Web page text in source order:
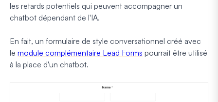
les retards potentiels qui peuvent accompagner un
chatbot dépendant de l'IA.
En fait, un formulaire de style conversationnel créé avec
le module complémentaire Lead Forms pourrait être utilisé
à la place d'un chatbot.